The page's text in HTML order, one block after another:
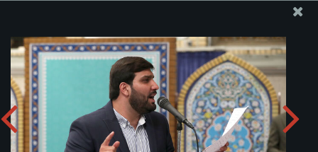
13 آبان، عالمی استکبار سے مقابلے کے قومی دن کے موقع پر
خطاب
تصویری البم دریافت کریں: zip